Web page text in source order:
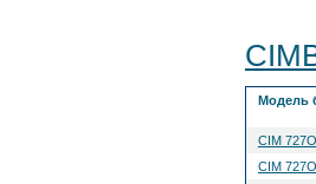
Модель
CIM
CIM